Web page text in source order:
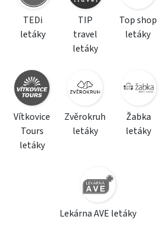
TEDi
letáky
TIP
travel
letáky
Top shop
letáky
Vítkovice
Tours
letáky
Zvěrokruh
letáky
Žabka
letáky
Lekárna AVE letáky